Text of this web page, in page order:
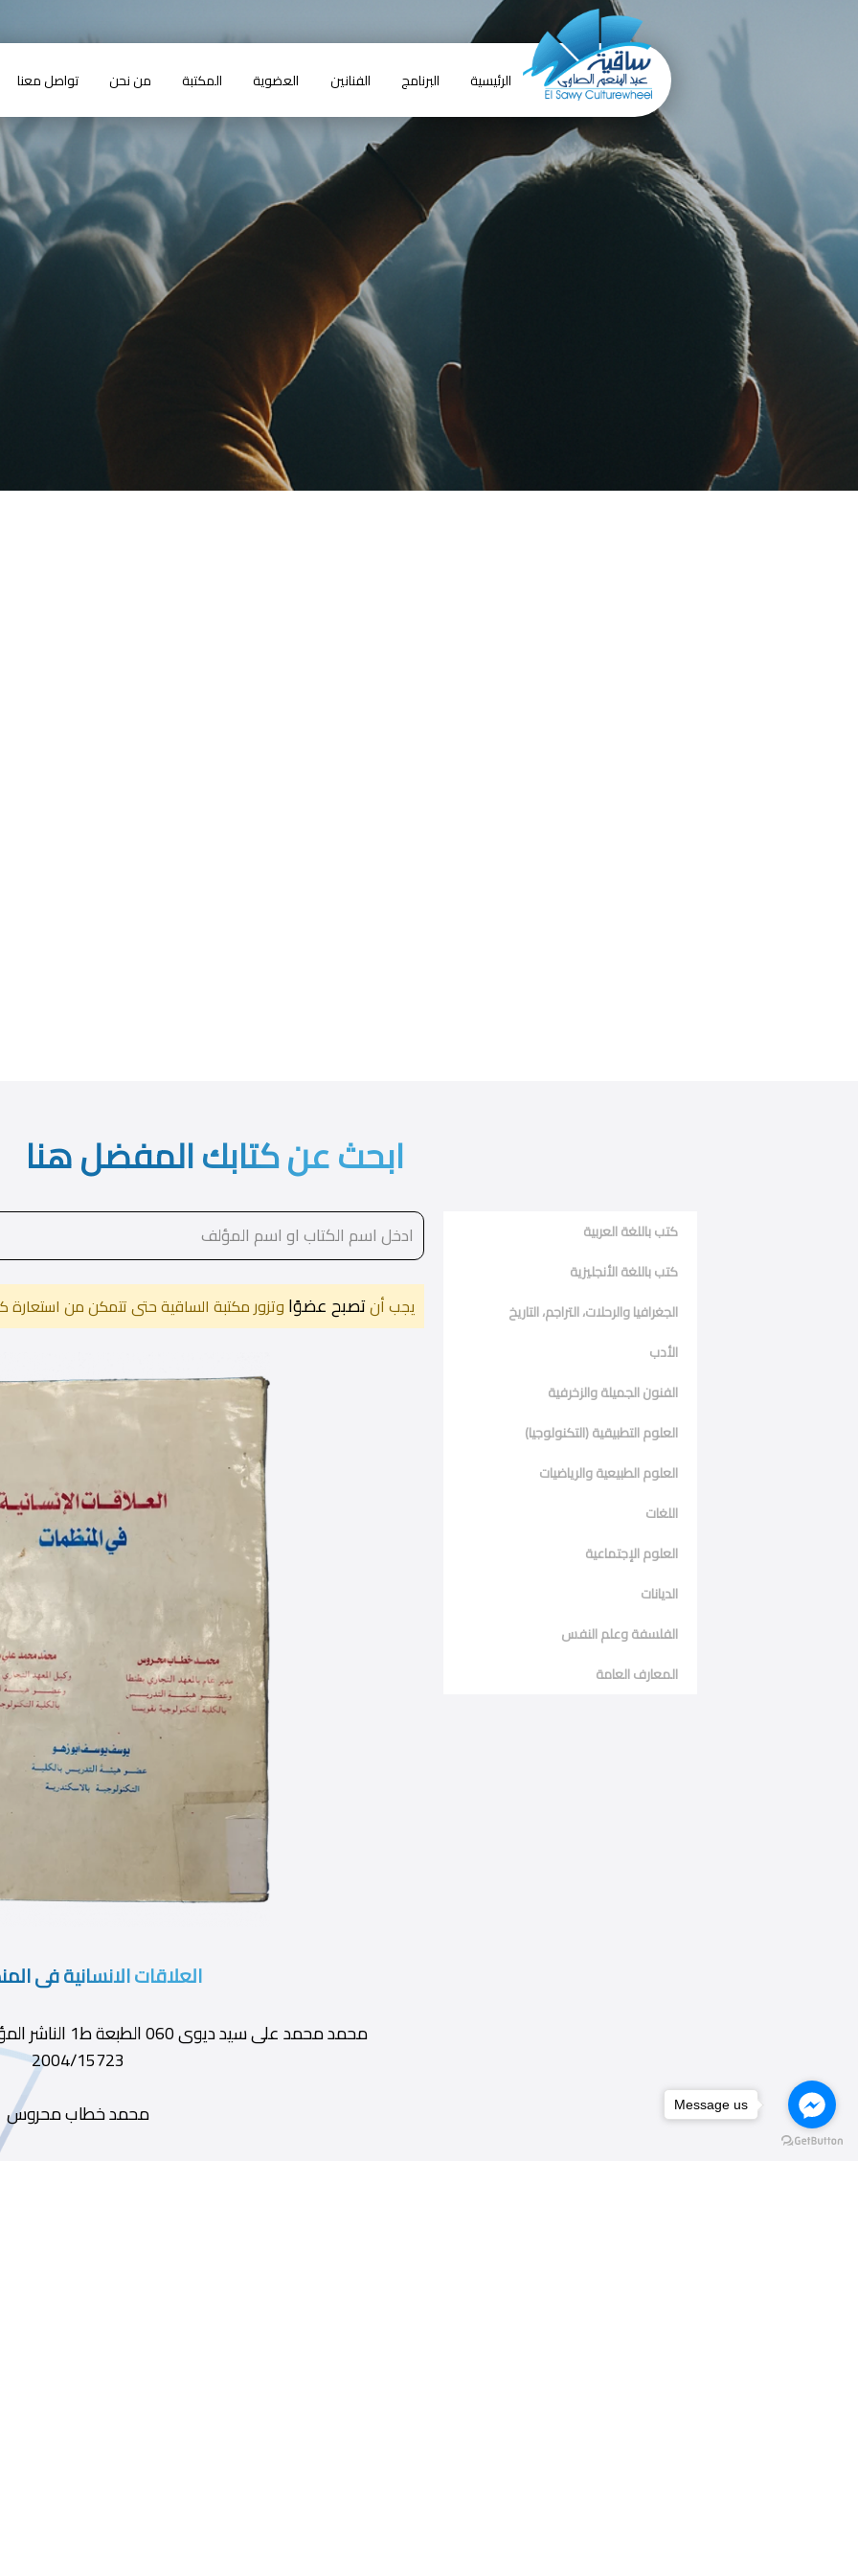
الرئيسية البرنامج الفنانين العضوية المكتبة من نحن تواصل معنا
ابحث عن كتابك المفضل هنا
كتب باللغة العربية
كتب باللغة الأنجليزية
الجغرافيا والرحلات، التراجم، التاريخ
الأدب
الفنون الجميلة والزخرفية
العلوم التطبيقية (التكنولوجيا)
العلوم الطبيعية والرياضيات
اللغات
العلوم الإجتماعية
الديانات
الفلسفة وعلم النفس
المعارف العامة
يجب أنتصبح عضوًا وتزور مكتبة الساقية حتى تتمكن من استعارة
العلاقات الانسانية فى
2004/15723
محمد خطاب محروس
Message us